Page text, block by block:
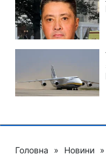
Головна » Новини »